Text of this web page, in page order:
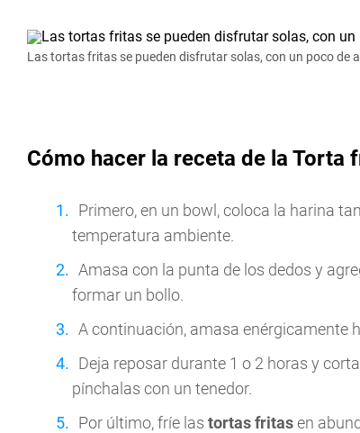
Las tortas fritas se pueden disfrutar solas, con un poco de
Cómo hacer la receta de la Torta
Primero, en un bowl, coloca la harina
temperatura ambiente.
Amasa con la punta de los dedos y
formar un bollo.
A continuación, amasa enérgicamente
Deja reposar durante 1 o 2 horas y
pínchalas con un tenedor.
Por último, fríe las tortas fritasen